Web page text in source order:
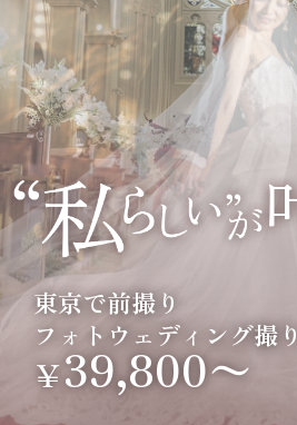
東京で前撮り
フォトウェディング撮
￥39,800〜